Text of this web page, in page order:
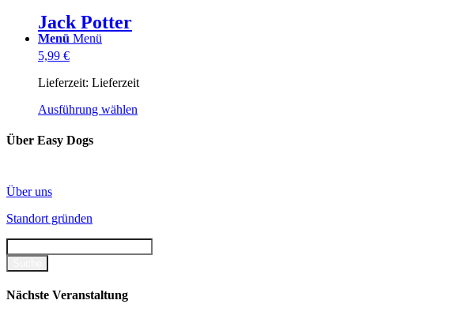
Menü Menü
Jack Potter
5,99 €
Lieferzeit: Lieferzeit
Ausführung wählen
auf
der
Über Easy Dogs
Über uns
Standort gründen
Nächste Veranstaltung